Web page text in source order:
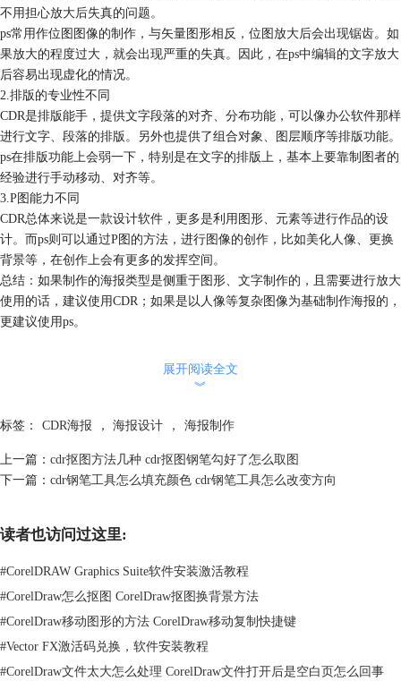
不用担心放大后失真的问题。
ps常用作位图图像的制作，与矢量图形相反，位图放大后会出现锯齿。如
果放大的程度过大，就会出现严重的失真。因此，在ps中编辑的文字放大
后容易出现虚化的情况。
2.排版的专业性不同
CDR是排版能手，提供文字段落的对齐、分布功能，可以像办公软件那样
进行文字、段落的排版。另外也提供了组合对象、图层顺序等排版功能。
ps在排版功能上会弱一下，特别是在文字的排版上，基本上要靠制图者的
经验进行手动移动、对齐等。
3.P图能力不同
CDR总体来说是一款设计软件，更多是利用图形、元素等进行作品的设
计。而ps则可以通过P图的方法，进行图像的创作，比如美化人像、更换
背景等，在创作上会有更多的发挥空间。
总结：如果制作的海报类型是侧重于图形、文字制作的，且需要进行放大
使用的话，建议使用CDR；如果是以人像等复杂图像为基础制作海报的，
更建议使用ps。
图1：CDR制作海报
二、CDR制作海报怎么保存JPG格式
展开阅读全文
︾
标签： CDR海报 ， 海报设计 ， 海报制作
上一篇： cdr抠图方法几种 cdr抠图钢笔勾好了怎么取图
下一篇： cdr钢笔工具怎么填充颜色 cdr钢笔工具怎么改变方向
读者也访问过这里:
#CorelDRAW Graphics Suite软件安装激活教程
#CorelDraw怎么抠图 CorelDraw抠图换背景方法
#CorelDraw移动图形的方法 CorelDraw移动复制快捷键
#Vector FX激活码兑换，软件安装教程
#CorelDraw文件太大怎么处理 CorelDraw文件打开后是空白页怎么回事